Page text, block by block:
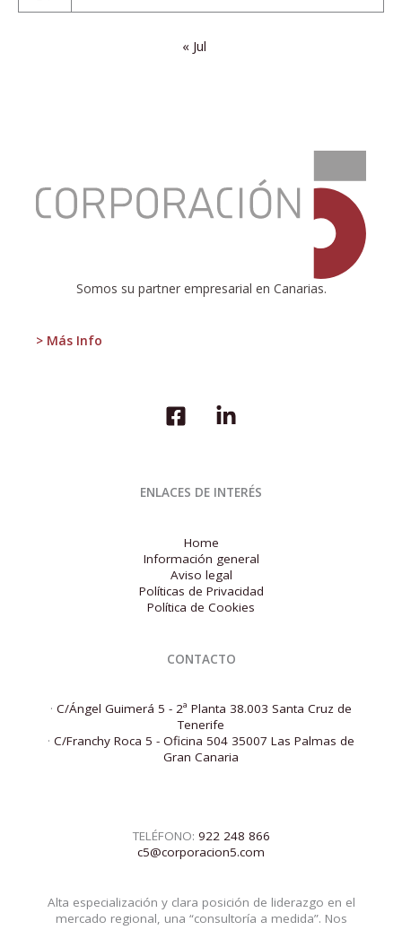
« Jul
Somos su partner empresarial en Canarias.
> Más Info
publica
el
ENLACES DE INTERÉS
Home
Información general
Aviso legal
Políticas de Privacidad
Política de Cookies
CONTACTO
· C/Ángel Guimerá 5 - 2ª Planta 38.003 Santa Cruz de
Tenerife
· C/Franchy Roca 5 - Oficina 504 35007 Las Palmas de
Gran Canaria
TELÉFONO: 922 248 866
c5@corporacion5.com
Alta especialización y clara posición de liderazgo en el
mercado regional, una “consultoría a medida”. Nos